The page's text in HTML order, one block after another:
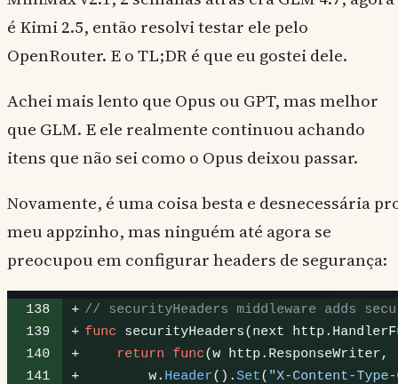
é Kimi 2.5, então resolvi testar ele pelo
OpenRouter. E o TL;DR é que eu gostei dele.
Achei mais lento que Opus ou GPT, mas melhor
que GLM. E ele realmente continuou achando
itens que não sei como o Opus deixou passar.
Novamente, é uma coisa besta e desnecessária
meu appzinho, mas ninguém até agora se
preocupou em configurar headers de segurança: